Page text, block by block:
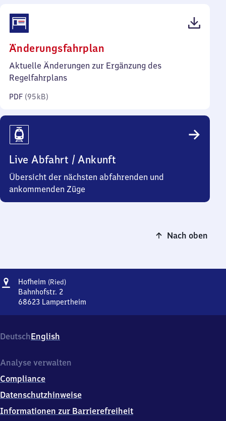
Änderungsfahrplan
95
Aktuelle Änderungen zur Ergänzung des
Regelfahrplans
PDF (95 kB)
Live Abfahrt / Ankunft
Übersicht der nächsten abfahrenden und
ankommenden Züge
Nach oben
Adresse
Hofheim (Ried)Hofheim
Bahnhofstr. 2
68623 Lampertheim
Bahnhofstr.
2,
8
2
3
DeutschEnglish
Analyse verwalten
Compliance
Datenschutzhinweise
Informationen zur Barrierefreiheit